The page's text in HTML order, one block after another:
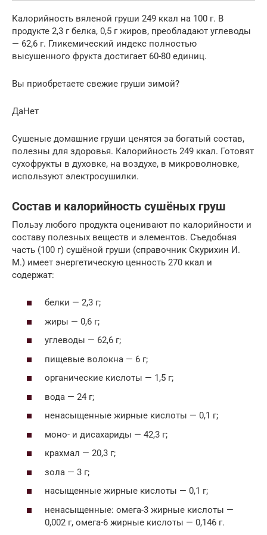
Калорийность вяленой груши 249 ккал на 100 г. В
продукте 2,3 г белка, 0,5 г жиров, преобладают углеводы
— 62,6 г. Гликемический индекс полностью
высушенного фрукта достигает 60-80 единиц.
Вы приобретаете свежие груши зимой?
ДаНет
Сушеные домашние груши ценятся за богатый состав,
полезны для здоровья. Калорийность 249 ккал. Готовят
сухофрукты в духовке, на воздухе, в микроволновке,
используют электросушилки.
Состав и калорийность сушёных груш
Пользу любого продукта оценивают по калорийности и
составу полезных веществ и элементов. Съедобная
часть (100 г) сушёной груши (справочник Скурихин И.
М.) имеет энергетическую ценность 270 ккал и
содержат:
белки — 2,3 г;
жиры — 0,6 г;
углеводы — 62,6 г;
пищевые волокна — 6 г;
органические кислоты — 1,5 г;
вода — 24 г;
ненасыщенные жирные кислоты — 0,1 г;
моно- и дисахариды — 42,3 г;
крахмал — 20,3 г;
зола — 3 г;
насыщенные жирные кислоты — 0,1 г;
ненасыщенные: омега-3 жирные кислоты —
0,002 г, омега-6 жирные кислоты — 0,146 г.